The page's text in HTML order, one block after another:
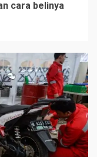
cara belinya